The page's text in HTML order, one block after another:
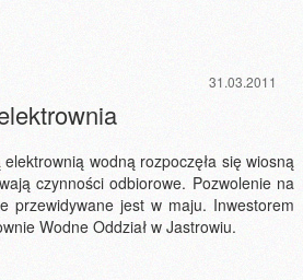
31.03.2011
wodną rozpoczęła się wiosną
czynności odbiorowe. Pozwolenie na
przewidywane jest w maju. Inwestorem
Wodne Oddział w Jastrowiu.